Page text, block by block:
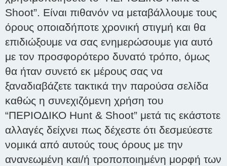
Shoot”. Είναι πιθανόν να μεταβάλλουμε τους
όρους οποιαδήποτε χρονική στιγμή και θα
επιδιώξουμε να σας ενημερώσουμε για αυτό
με τον προσφορότερο δυνατό τρόπο, όμως
θα ήταν συνετό εκ μέρους σας να
ξαναδιαβάζετε τακτικά την παρούσα σελίδα
καθώς η συνεχιζόμενη χρήση του
“ΠΕΡΙΟΔΙΚΟ Hunt & Shoot” μετά τις εκάστοτε
αλλαγές δείχνει πως δέχεστε ότι δεσμεύεστε
νομικά από αυτούς τους όρους με την
ανανεωμένη και/ή τροποποιημένη μορφή των